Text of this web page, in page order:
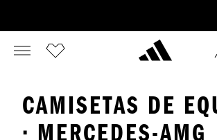
CAMISETAS DE
· MERCEDES-AMG